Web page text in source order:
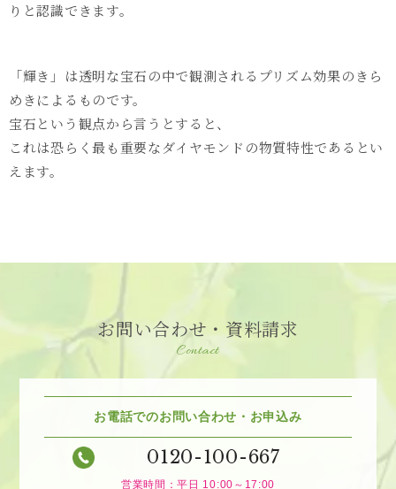
りと認識できます。
「輝き」は透明な宝石の中で観測されるプリズム効果のきら
めきによるものです。
宝石という観点から言うとすると、
これは恐らく最も重要なダイヤモンドの物質特性であるとい
えます。
お問い合わせ・資料請求
Contact
お電話でのお問い合わせ・お申込み
0120-100-667
営業時間：平日 10:00～17:00